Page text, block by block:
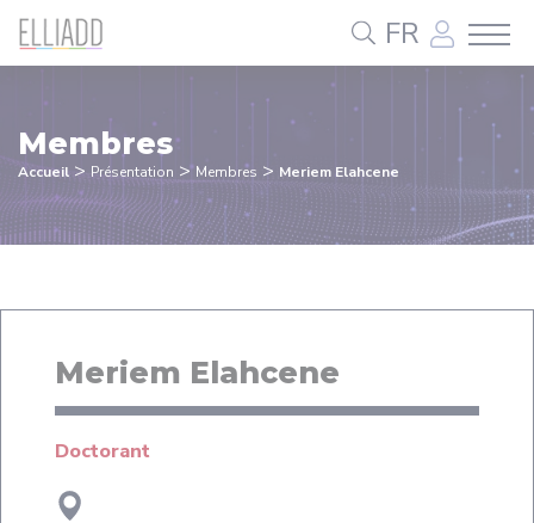
FR
Membres
Accueil > Présentation >Membres > Meriem Elahcene
Meriem Elahcene
Doctorant
Panneau de gestion des cookies